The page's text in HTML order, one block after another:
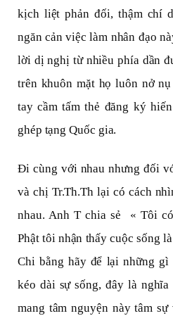
kịch liệt phản đối, thậm chí
ngăn cản việc làm nhân đạo
lời dị nghị từ nhiều phía dần
trên khuôn mặt họ luôn nở
tay cầm tấm thẻ đăng ký
ghép tạng Quốc gia.
Đi cùng với nhau nhưng đối
và chị Tr.Th.Th lại có cách
nhau. Anh T chia sẻ « Tôi
Phật tôi nhận thấy cuộc sống
Chi bằng hãy để lại những
kéo dài sự sống, đây là
mang tâm nguyện này tâm